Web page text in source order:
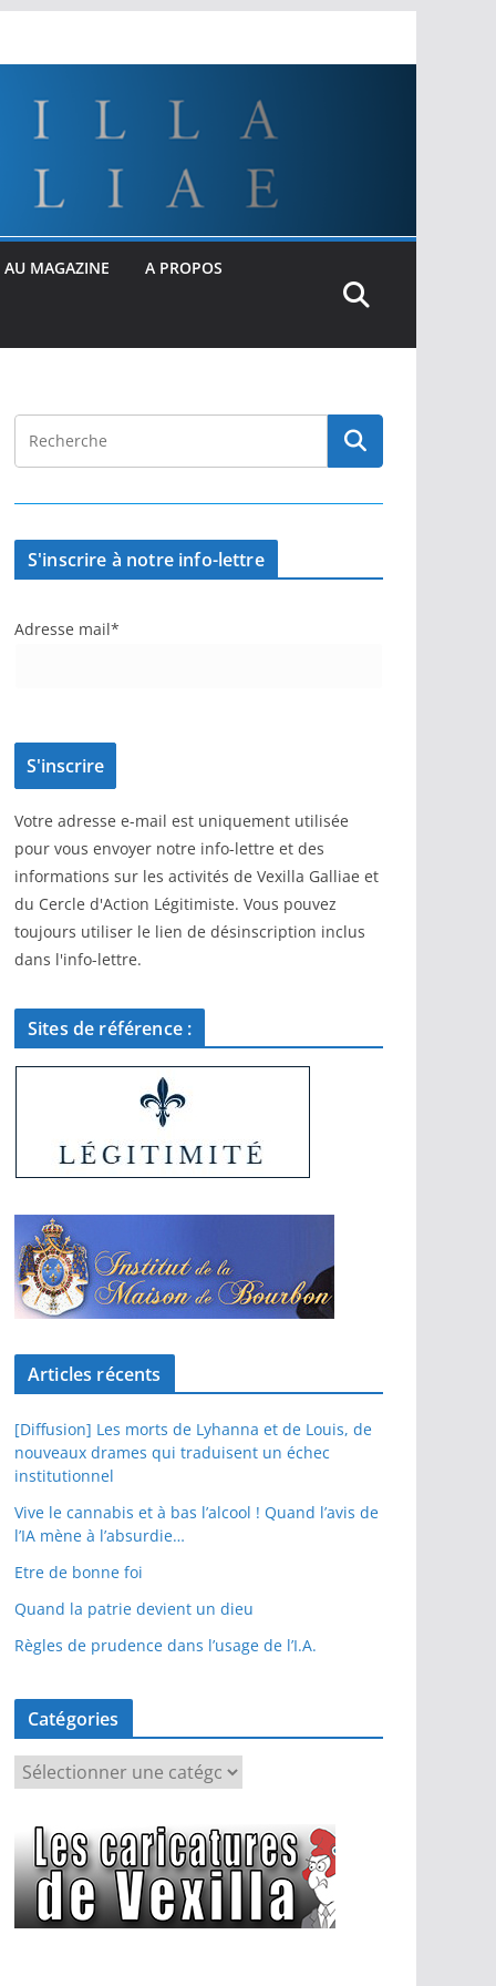
AU MAGAZINE A PROPOS
S'inscrire à notre info-lettre
Adresse mail*
Votre adresse e-mail est uniquement utilisée
pour vous envoyer notre info-lettre et des
informations sur les activités de Vexilla Galliae et
du Cercle d'Action Légitimiste. Vous pouvez
toujours utiliser le lien de désinscription inclus
dans l'info-lettre.
Sites de référence :
Articles récents
[Diffusion] Les morts de Lyhanna et de Louis, de
nouveaux drames qui traduisent un échec
institutionnel
Vive le cannabis et à bas l’alcool ! Quand l’avis de
l’IA mène à l’absurdie…
Etre de bonne foi
Quand la patrie devient un dieu
Règles de prudence dans l’usage de l’I.A.
Catégories
é
g
o
r